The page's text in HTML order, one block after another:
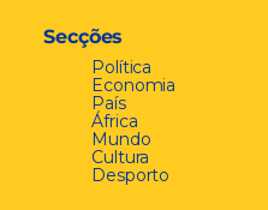
Secções
Política
Economia
País
África
Mundo
Cultura
Desporto